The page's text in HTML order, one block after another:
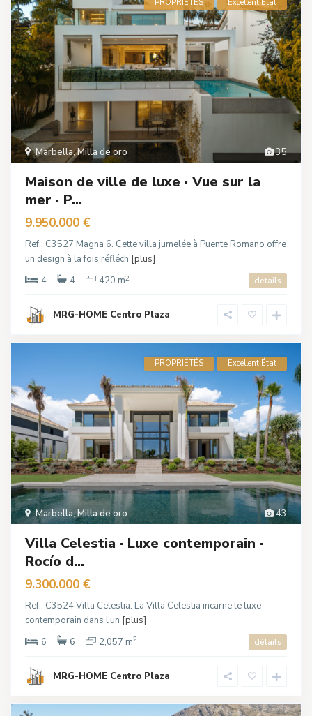
35
Marbella,Milla de oro
PROPRIÉTÉS Excellent État
Maison de ville de luxe · Vue sur la
mer · P...
9.950.000 €
Ref.: C3527 Magna 6. Cette villa jumelée à Puente Romano offre
un design à la fois réfléch [plus]
4
4 420 m2 détails
MRG-HOME Centro Plaza
43
Marbella,Milla de oro
PROPRIÉTÉS Excellent État
Villa Celestia · Luxe contemporain ·
Rocío d...
9.300.000 €
Ref.: C3524 Villa Celestia. La Villa Celestia incarne le luxe
contemporain dans l’un [plus]
6
6 2,057 m2 détails
MRG-HOME Centro Plaza